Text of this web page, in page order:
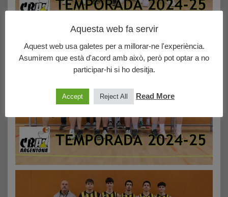
Aquesta web fa servir
Aquest web usa galetes per a millorar-ne l'experiència.
Asumirem que està d'acord amb això, però pot optar a no
participar-hi si ho desitja.
Accept Reject All Read More